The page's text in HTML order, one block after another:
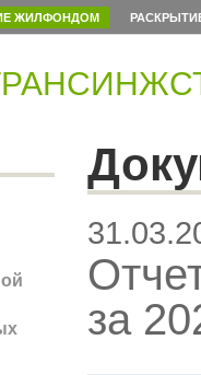
ЖИЛФОНДОМ
за